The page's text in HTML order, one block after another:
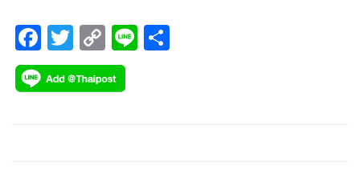
F
ac
e
T
wi
tt
C
o
p
Li